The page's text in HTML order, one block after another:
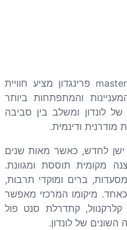
ממוקם ברובע פרינגדון התוסס, master פרינגדון מציע חוויית
והמתפתחות ביותר
לונדון ומשלב בין סביבה
מודרנית ודינמית.
ישן לחדש, כאשר מאות שנים
מקומית תוססת ומגוונת.
ברים ומוקדי תרבות,
כאחד. מיקומו המרכזי מאפשר
קלרקנוול, קתדרלת סנט פול
השונים של לונדון.